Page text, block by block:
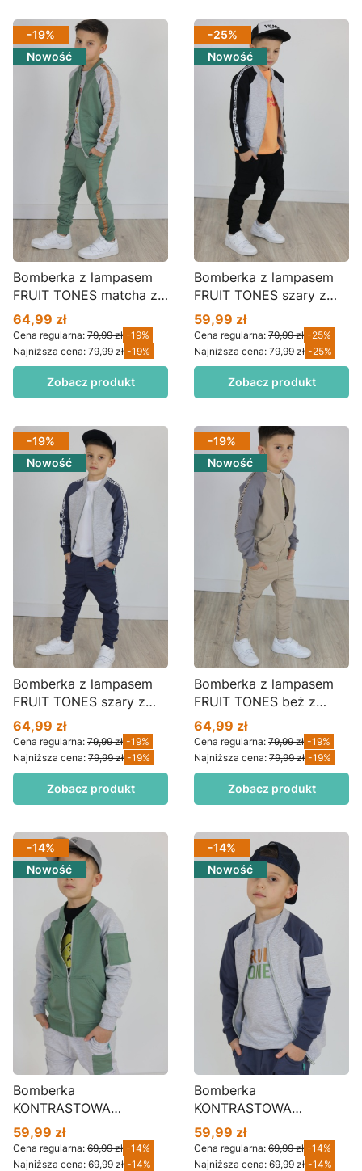
-19%
Nowość
Bomberka z lampasem
FRUIT TONES matcha z
szarym BZ02
Cena promocyjna
64,99 zł
Cena regularna: 79,99 zł -19%
Najniższa cena: 79,99 zł -19%
Zobacz produkt
-25%
Nowość
Bomberka z lampasem
FRUIT TONES szary z
czarnym BZ02
Cena promocyjna
59,99 zł
Cena regularna: 79,99 zł -25%
Najniższa cena: 79,99 zł -25%
Zobacz produkt
-19%
Nowość
Bomberka z lampasem
FRUIT TONES szary z
borówką BZ02
Cena promocyjna
64,99 zł
Cena regularna: 79,99 zł -19%
Najniższa cena: 79,99 zł -19%
Zobacz produkt
-19%
Nowość
Bomberka z lampasem
FRUIT TONES beż z
ołówkiem BZ02
Cena promocyjna
64,99 zł
Cena regularna: 79,99 zł -19%
Najniższa cena: 79,99 zł -19%
Zobacz produkt
-14%
Nowość
Bomberka
KONTRASTOWA
KIESZONKA matcha z
szarym BZ02
Cena promocyjna
59,99 zł
Cena regularna: 69,99 zł -14%
Najniższa cena: 69,99 zł -14%
-14%
Nowość
Bomberka
KONTRASTOWA
KIESZONKA borówka z
szarym BZ02
Cena promocyjna
59,99 zł
Cena regularna: 69,99 zł -14%
Najniższa cena: 69,99 zł -14%